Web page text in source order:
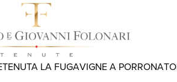
TENUTA LA FUGAVIGNE A PORRONA